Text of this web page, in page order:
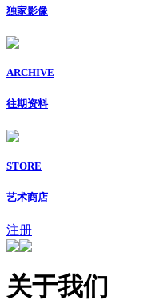
独家影像
ARCHIVE
往期资料
STORE
艺术商店
注册
关于我们